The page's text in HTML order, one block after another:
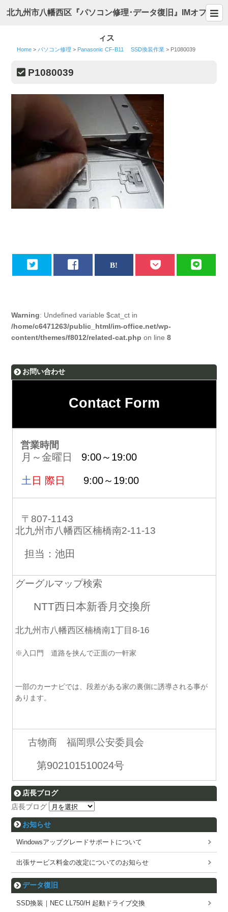
北九州市八幡西区『パソコン修理･データ復旧』IMオフ
ィス
Home > パソコン修理 > Panasonic CF-B11 SSD換装作業 > P1080039
P1080039
Warning: Undefined variable $cat_ct in
/home/c6471263/public_html/im-office.net/wp-
content/themes/f8012/related-cat.php on line8
お問い合わせ
Contact Form
営業時間
月～金曜日 9:00～19:00
土 日 際日 9:00～19:00
〒807-1143
北九州市八幡西区楠橋南2-11-13
担当：池田
グーグルマップ検索
NTT西日本新香月交換所
北九州市八幡西区楠橋南1丁目8-16
※入口門 道路を挟んで正面の一軒家
一部のカーナビでは、段差がある家の裏側に誘導される事が
あります。
古物商 福岡県公安委員会
第902101510024号
店長ブログ
店長ブログ
お知らせ
Windowsアップグレードサポートについて
出張サービス料金の改定についてのお知らせ
データ復旧
SSD換装｜NEC LL750/H 起動ドライブ交換